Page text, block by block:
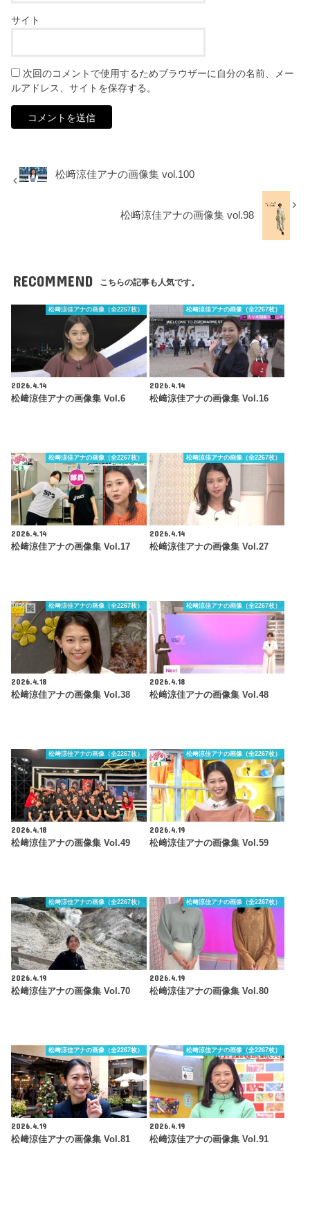
サイト
次回のコメントで使用するためブラウザーに自分の名前、メー
ルアドレス、サイトを保存する。
松﨑涼佳アナの画像集 vol.100
松﨑涼佳アナの画像集 vol.98
RECOMMEND こちらの記事も人気です。
松﨑涼佳アナの画像（全2267枚）
2026.4.14
松﨑涼佳アナの画像集 Vol.6
松﨑涼佳アナの画像（全2267枚）
2026.4.14
松﨑涼佳アナの画像集 Vol.16
松﨑涼佳アナの画像（全2267枚）
2026.4.14
松﨑涼佳アナの画像集 Vol.17
松﨑涼佳アナの画像（全2267枚）
2026.4.14
松﨑涼佳アナの画像集 Vol.27
松﨑涼佳アナの画像（全2267枚）
2026.4.18
松﨑涼佳アナの画像集 Vol.38
松﨑涼佳アナの画像（全2267枚）
2026.4.18
松﨑涼佳アナの画像集 Vol.48
松﨑涼佳アナの画像（全2267枚）
2026.4.18
松﨑涼佳アナの画像集 Vol.49
松﨑涼佳アナの画像（全2267枚）
2026.4.19
松﨑涼佳アナの画像集 Vol.59
松﨑涼佳アナの画像（全2267枚）
2026.4.19
松﨑涼佳アナの画像集 Vol.70
松﨑涼佳アナの画像（全2267枚）
2026.4.19
松﨑涼佳アナの画像集 Vol.80
松﨑涼佳アナの画像（全2267枚）
2026.4.19
松﨑涼佳アナの画像集 Vol.81
松﨑涼佳アナの画像（全2267枚）
2026.4.19
松﨑涼佳アナの画像集 Vol.91